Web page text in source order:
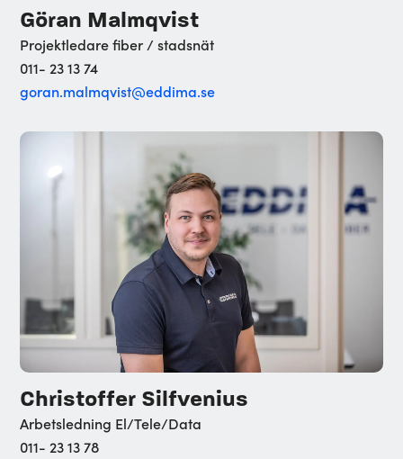
Göran Malmqvist
Projektledare fiber / stadsnät
011- 23 13 74
goran.malmqvist@eddima.se
Christoffer Silfvenius
Arbetsledning El/Tele/Data
011- 23 13 78